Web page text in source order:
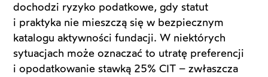
dochodzi ryzyko podatkowe, gdy statut
i praktyka nie mieszczą się w bezpiecznym
katalogu aktywności fundacji. W niektórych
sytuacjach może oznaczać to utratę preferencji
i opodatkowanie stawką 25% CIT – zwłaszcza